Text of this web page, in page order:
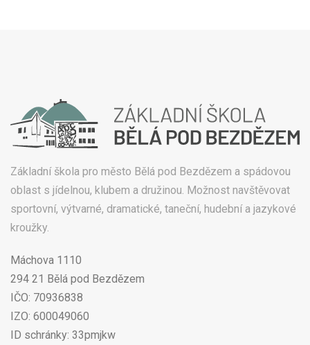
Základní škola pro město Bělá pod Bezdězem a spádovou
oblast s jídelnou, klubem a družinou. Možnost navštěvovat
sportovní, výtvarné, dramatické, taneční, hudební a jazykové
kroužky.
Máchova 1110
294 21 Bělá pod Bezdězem
IČO: 70936838
IZO: 600049060
ID schránky: 33pmjkw